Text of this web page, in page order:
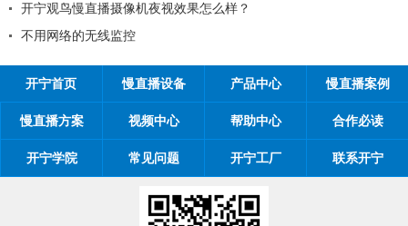
播摄像机夜视效果怎么样？
线监控
开宁首页 慢直播设备 产品中心 慢直播案例
慢直播方案 视频中心 帮助中心 合作必读
开宁学院 常见问题 开宁工厂 联系开宁